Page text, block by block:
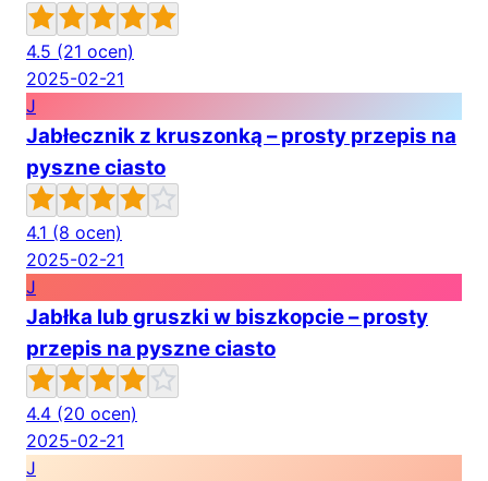
4.5 (21 ocen)
2025-02-21
J
Jabłecznik z kruszonką – prosty przepis na
pyszne ciasto
4.1 (8 ocen)
2025-02-21
J
Jabłka lub gruszki w biszkopcie – prosty
przepis na pyszne ciasto
4.4 (20 ocen)
2025-02-21
J